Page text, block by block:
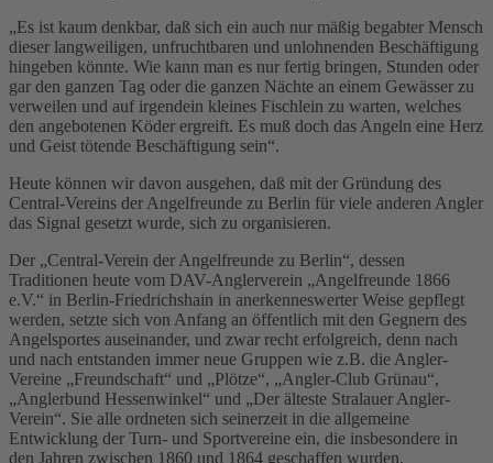
„Es ist kaum denkbar, daß sich ein auch nur mäßig begabter Mensch
dieser langweiligen, unfruchtbaren und unlohnenden Beschäftigung
hingeben könnte. Wie kann man es nur fertig bringen, Stunden oder
gar den ganzen Tag oder die ganzen Nächte an einem Gewässer zu
verweilen und auf irgendein kleines Fischlein zu warten, welches
den angebotenen Köder ergreift. Es muß doch das Angeln eine Herz
und Geist tötende Beschäftigung sein“.
Heute können wir davon ausgehen, daß mit der Gründung des
Central-Vereins der Angelfreunde zu Berlin für viele anderen Angler
das Signal gesetzt wurde, sich zu organisieren.
Der „Central-Verein der Angelfreunde zu Berlin“, dessen
Traditionen heute vom DAV-Anglerverein „Angelfreunde 1866
e.V.“ in Berlin-Friedrichshain in anerkenneswerter Weise gepflegt
werden, setzte sich von Anfang an öffentlich mit den Gegnern des
Angelsportes auseinander, und zwar recht erfolgreich, denn nach
und nach entstanden immer neue Gruppen wie z.B. die Angler-
Vereine „Freundschaft“ und „Plötze“, „Angler-Club Grünau“,
„Anglerbund Hessenwinkel“ und „Der älteste Stralauer Angler-
Verein“. Sie alle ordneten sich seinerzeit in die allgemeine
Entwicklung der Turn- und Sportvereine ein, die insbesondere in
den Jahren zwischen 1860 und 1864 geschaffen wurden.